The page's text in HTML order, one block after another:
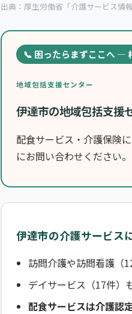
出典：厚生労働省「介護サービス情
📞 困ったらまずここへ —
地域包括支援センター
伊達市の地域包括支援
配食サービス・介護保険
にお問い合わせください。
伊達市の介護サービス
訪問介護や訪問看護（
デイサービス（17件）
配食サービスは介護認